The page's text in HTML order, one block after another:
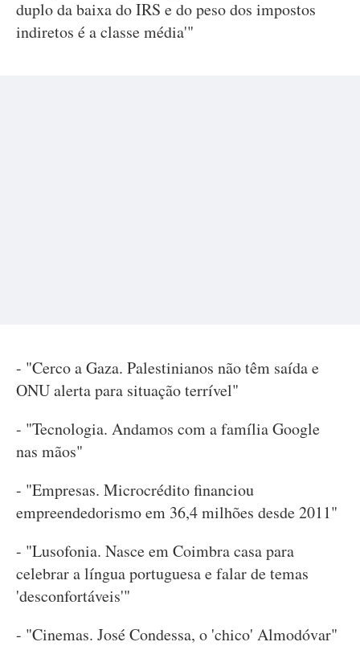
duplo da baixa do IRS e do peso dos impostos
indiretos é a classe média'"
- "Cerco a Gaza. Palestinianos não têm saída e
ONU alerta para situação terrível"
- "Tecnologia. Andamos com a família Google
nas mãos"
- "Empresas. Microcrédito financiou
empreendedorismo em 36,4 milhões desde 2011"
- "Lusofonia. Nasce em Coimbra casa para
celebrar a língua portuguesa e falar de temas
'desconfortáveis'"
- "Cinemas. José Condessa, o 'chico' Almodóvar"